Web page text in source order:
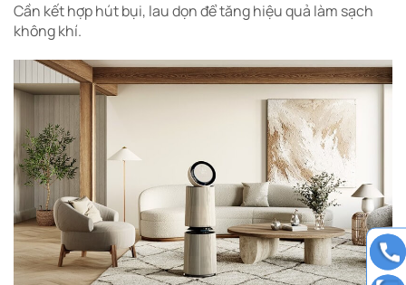
Cần kết hợp hút bụi, lau dọn để tăng hiệu quả làm sạch
không khí.